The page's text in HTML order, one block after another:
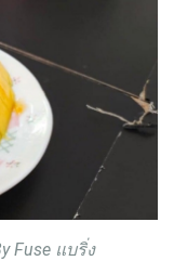
Fuse แบริ่ง